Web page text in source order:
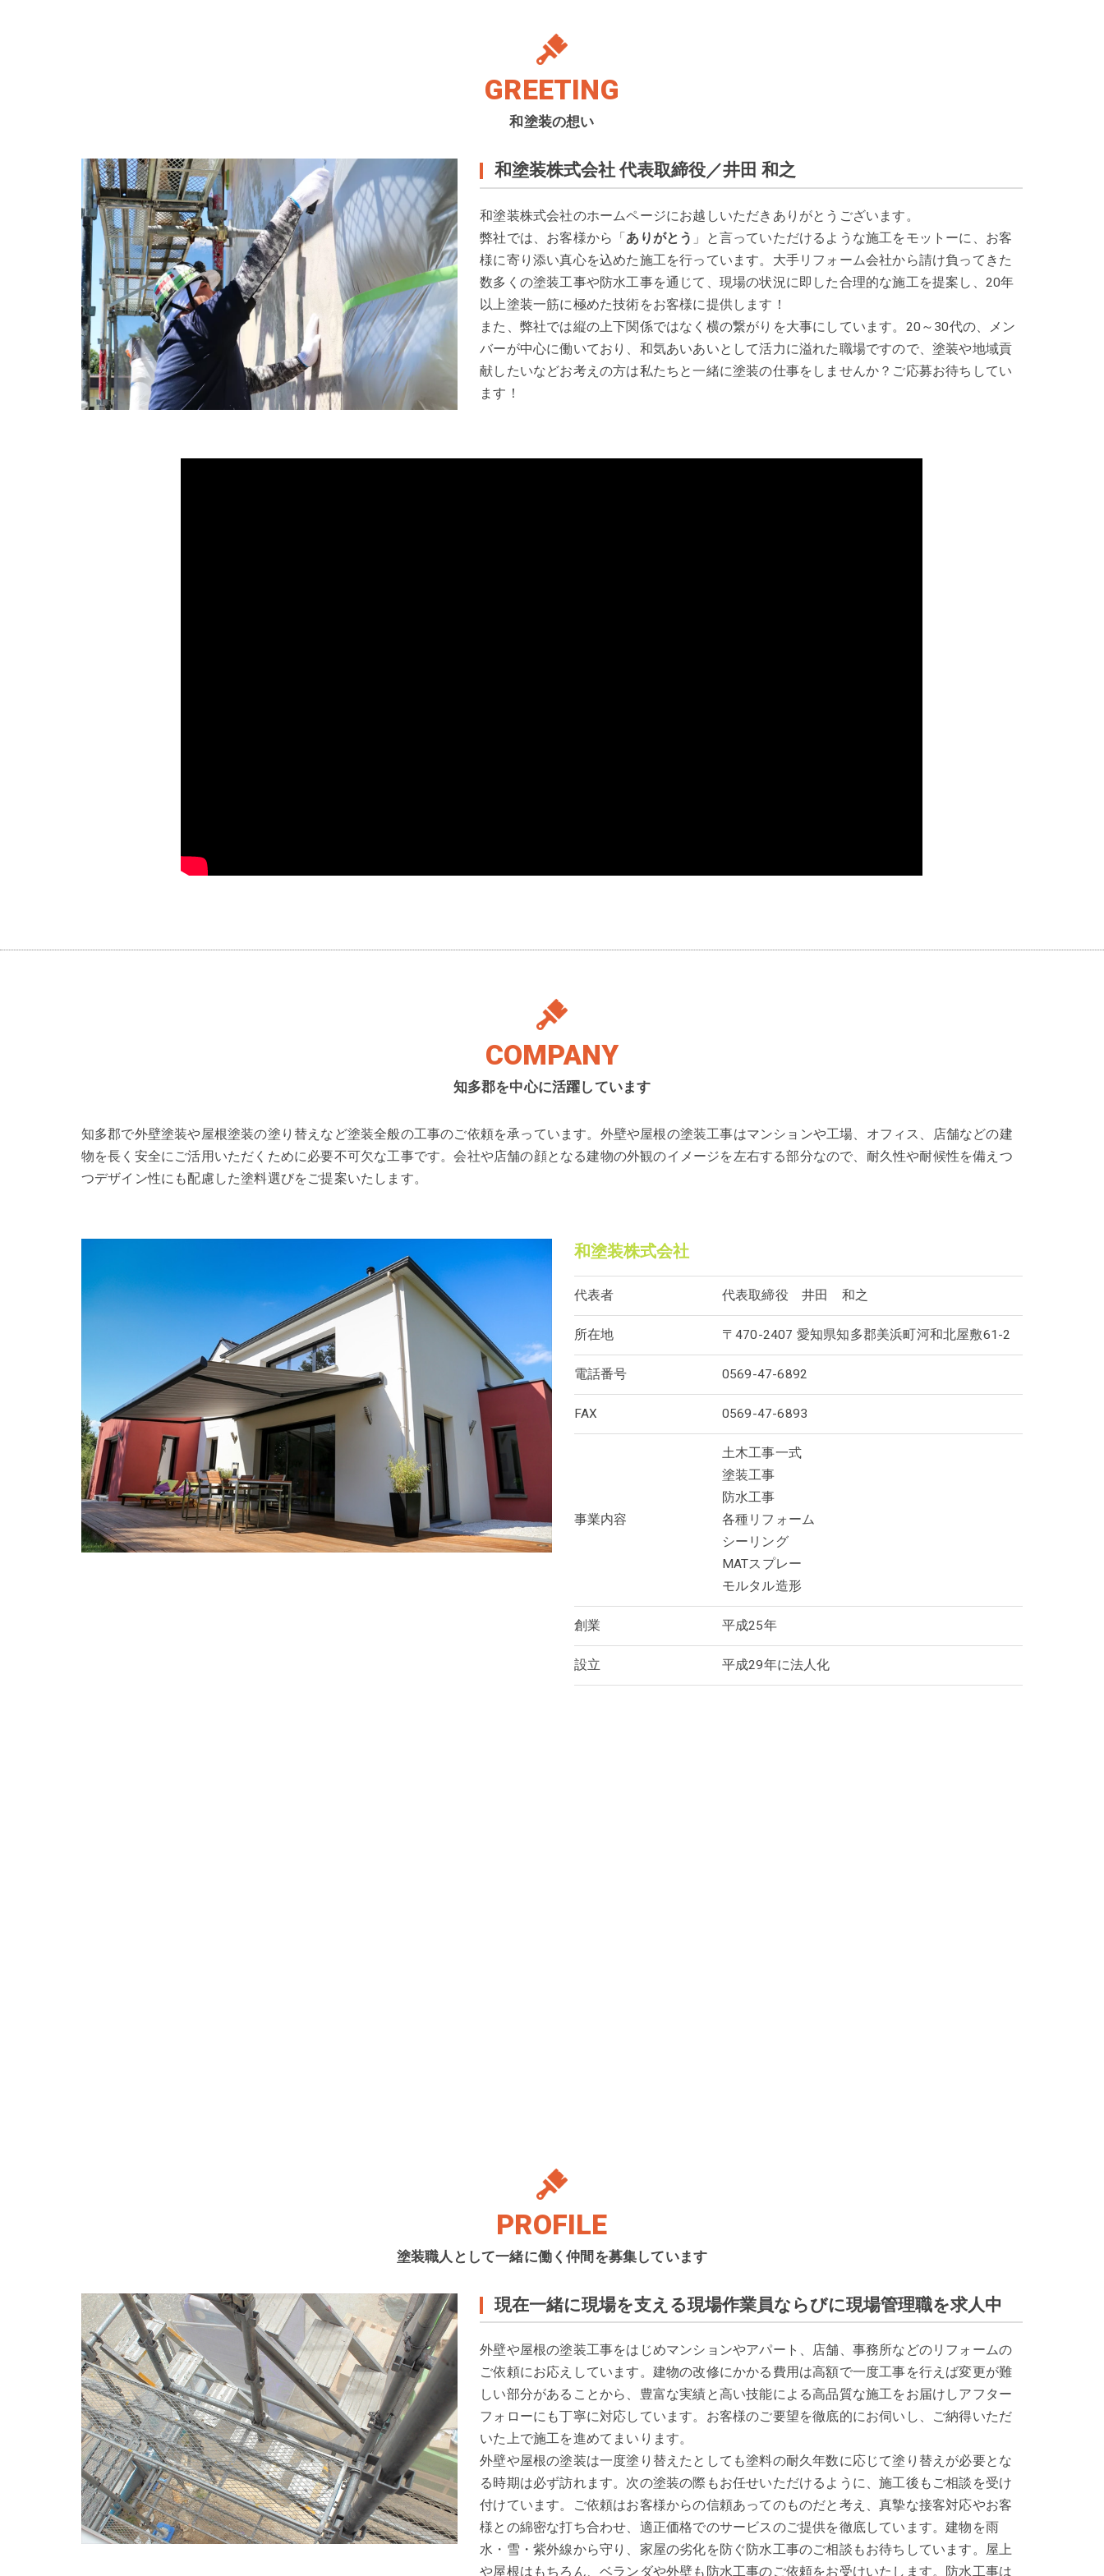
和塗装の想い
GREETING
和塗装株式会社 代表取締役／井田 和之
和塗装株式会社のホームページにお越しいただきありがとうございます。
弊社では、お客様から「 ありがとう 」と言っていただけるような施工をモットーに、お客
様に寄り添い真心を込めた施工を行っています。大手リフォーム会社から請け負ってきた
数多くの塗装工事や防水工事を通じて、現場の状況に即した合理的な施工を提案し、20年
以上塗装一筋に極めた技術をお客様に提供します！
また、弊社では縦の上下関係ではなく横の繋がりを大事にしています。20～30代の、メン
バーが中心に働いており、和気あいあいとして活力に溢れた職場ですので、塗装や地域貢
献したいなどお考えの方は私たちと一緒に塗装の仕事をしませんか？ご応募お待ちしてい
ます！
知多郡を中心に活躍しています
COMPANY
知多郡で外壁塗装や屋根塗装の塗り替えなど塗装全般の工事のご依頼を承っています。外壁や屋根の塗装工事はマンションや工場、オフィス、店舗などの建
物を長く安全にご活用いただくために必要不可欠な工事です。会社や店舗の顔となる建物の外観のイメージを左右する部分なので、耐久性や耐候性を備えつ
つデザイン性にも配慮した塗料選びをご提案いたします。
和塗装株式会社
代表者 代表取締役 井田 和之
所在地 〒470-2407 愛知県知多郡美浜町河和北屋敷61-2
電話番号 0569-47-6892
FAX 0569-47-6893
事業内容
土木工事一式
塗装工事
防水工事
各種リフォーム
シーリング
MATスプレー
モルタル造形
創業 平成25年
設立 平成29年に法人化
塗装職人として一緒に働く仲間を募集しています
PROFILE
現在一緒に現場を支える現場作業員ならびに現場管理職を求人中
外壁や屋根の塗装工事をはじめマンションやアパート、店舗、事務所などのリフォームの
ご依頼にお応えしています。建物の改修にかかる費用は高額で一度工事を行えば変更が難
しい部分があることから、豊富な実績と高い技能による高品質な施工をお届けしアフター
フォローにも丁寧に対応しています。お客様のご要望を徹底的にお伺いし、ご納得いただ
いた上で施工を進めてまいります。
外壁や屋根の塗装は一度塗り替えたとしても塗料の耐久年数に応じて塗り替えが必要とな
る時期は必ず訪れます。次の塗装の際もお任せいただけるように、施工後もご相談を受け
付けています。ご依頼はお客様からの信頼あってのものだと考え、真摯な接客対応やお客
様との綿密な打ち合わせ、適正価格でのサービスのご提供を徹底しています。建物を雨
水・雪・紫外線から守り、家屋の劣化を防ぐ防水工事のご相談もお待ちしています。屋上
や屋根はもちろん、ベランダや外壁も防水工事のご依頼をお受けいたします。防水工事は